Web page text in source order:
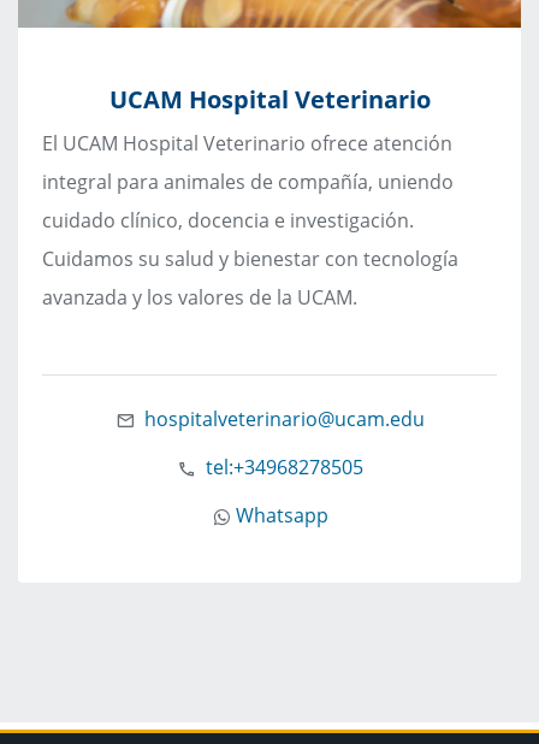
UCAM Hospital Veterinario
El UCAM Hospital Veterinario ofrece atención
integral para animales de compañía, uniendo
cuidado clínico, docencia e investigación.
Cuidamos su salud y bienestar con tecnología
avanzada y los valores de la UCAM.
hospitalveterinario@ucam.edu
tel:+34968278505
Whatsapp